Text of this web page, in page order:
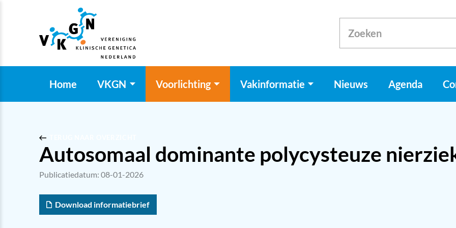
Home VKGN Voorlichting Vakinformatie Nieuws Agenda
Autosomaal dominante polycysteuze
Publicatiedatum: 08-01-2026
Download informatiebrief